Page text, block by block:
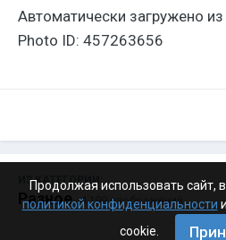
Автоматически загружено
Photo ID: 457263656
ИЗ КАТЕГОРИИ:
Разное · 4 199 изображений
Продолжая использовать сайт,
политикой конфиденциальности
cookie.